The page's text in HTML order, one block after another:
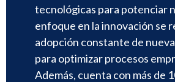
tecnológicas para potenciar
enfoque en la innovación se
adopción constante de
para optimizar procesos
Además, cuenta con más de